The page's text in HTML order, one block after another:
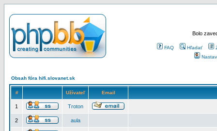
Bolo
FAQ Hľadať
Obsah fóra hifi.slovanet.sk
# Užívateľ Email
1 Troton
2 aula